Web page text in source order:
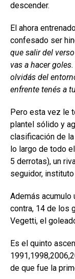
descender.
El ahora
confesado ser
que salir del
vas a hacer
olvidás del
enfrente tenés a
Pero esta vez le
plantel sólido y
clasificación de
lo largo de todo
5 derrotas), un
seguidor,
Además acumulo
contra, 14 de los
Vegetti, el
Es el quinto
de que fue la